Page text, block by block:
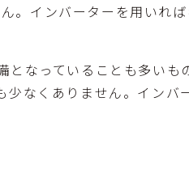
。インバーターを用いれ
なっていることも多いも
なくありません。インバ